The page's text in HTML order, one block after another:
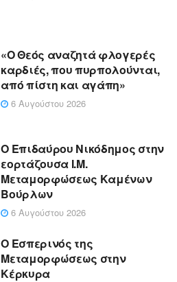
«Ο Θεός αναζητά φλογερές
καρδιές, που πυρπολούνται,
από πίστη και αγάπη»
6 Αυγούστου 2026
Ο Επιδαύρου Νικόδημος στην
εορτάζουσα Ι.Μ.
Μεταμορφώσεως Καμένων
Βούρλων
6 Αυγούστου 2026
Ο Εσπερινός της
Μεταμορφώσεως στην
Κέρκυρα